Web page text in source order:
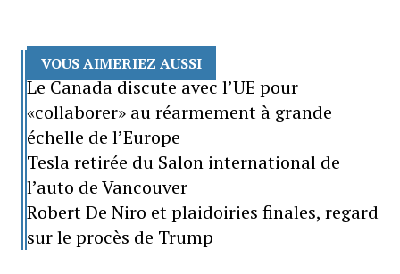
VOUS AIMERIEZ AUSSI
Le Canada discute avec l’UE pour
«collaborer» au réarmement à grande
échelle de l’Europe
Tesla retirée du Salon international de
l’auto de Vancouver
Robert De Niro et plaidoiries finales, regard
sur le procès de Trump